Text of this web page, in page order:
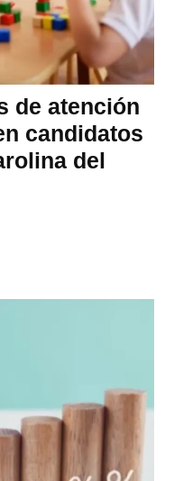
de atención
candidatos
del